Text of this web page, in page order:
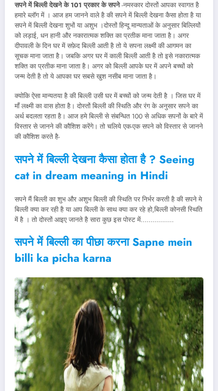
सपने में बिल्ली देखने के 101 प्रकार के सपने-नमस्कार दोस्तों आपका स्वागत है
हमारे ब्लॉग में । आज हम जानने वाले है की सपने में बिल्ली देखना कैसा होता है या
सपने में बिल्ली देखना शुभों या अशुभ ।दोस्तों हिन्दू मान्यताओं के अनुसार बिल्लियों
को लड़ाई, धन हानी और नकारात्मक शक्ति का प्रतीक माना जाता है। अगर
दीपावली के दिन घर में सफ़ेद बिल्ली आती है तो ये सपना लक्ष्मी की आगमन का
सूचक माना जाता है। जबकि अगर घर में काली बिल्ली आती है तो इसे नकारात्मक
शक्ति का प्रतीक माना जाता है। अगर को बिल्ली आपके घर में अपने बच्चों को
जन्म देती है तो ये आपका घर सबसे खुश नसीब माना जाता है।
क्योकि ऐसा मान्यतया है की बिल्ली उसी घर में बच्चों को जन्म देती है । जिस घर में
माँ लक्ष्मी का वास होता है। दोस्तों बिल्ली की स्थिति और रंग के अनुसार सपने का
अर्थ बदलता रहता है। आज हमे बिल्ली से संबन्धित 100 से अधिक सपनों के बारे में
विस्तार से जानने की कौशिश करेंगे। तो चलिये एक-एक सपने को विस्तार से जानने
की कौशिश करते है-
सपने में बिल्ली देखना कैसा होता है ? Seeing
cat in dream meaning in Hindi
सपने मैं बिल्ली का शुभ और अशुभ बिल्ली की स्थिति पर निर्भर करती है की सपने मे
बिल्ली क्या कर रही है या आप बिल्ली के साथ क्या कर रहे हो,बिल्ली कोनसी स्थिति
में है । तो दोस्तों आइए जानते है सारा कुछ इस पोस्ट में……………..
सपने में बिल्ली का पीछा करना Sapne mein
billi ka picha karna